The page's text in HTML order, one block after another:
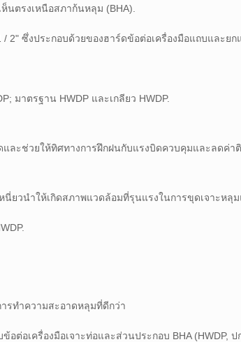
นตรงเหนือสภาก้นหลุม (BHA).
2" ซึ่งประกอบด้วยของฮาร์ดข้อต่อเครื่องมือแถบและย
มาตรฐาน HWDP และเกลียว HWDP.
ละช่วยให้ทิศทางการฝึกฝนกับแรงบิดควบคุมและลดค่า
นี่ยวนำให้เกิดสภาพแวดล้อมที่รุนแรงในการขุดเจาะหลุ
รทำความสะอาดหลุมที่ดีกว่า
ต่อเครื่องมือเจาะท่อและส่วนประกอบ BHA (HWDP, ป